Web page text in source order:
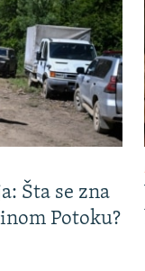
Šta se zna
Potoku?